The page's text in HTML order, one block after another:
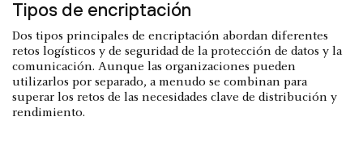
Tipos de encriptación
Dos tipos principales de encriptación abordan diferentes
retos logísticos y de seguridad de la protección de datos y la
comunicación. Aunque las organizaciones pueden
utilizarlos por separado, a menudo se combinan para
superar los retos de las necesidades clave de distribución y
rendimiento.